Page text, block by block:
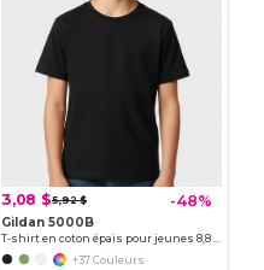
3,08 $5,92 $ -48%
Gildan 5000B
T-shirt en coton épais pour jeunes 8,8 oz
+37 Couleurs